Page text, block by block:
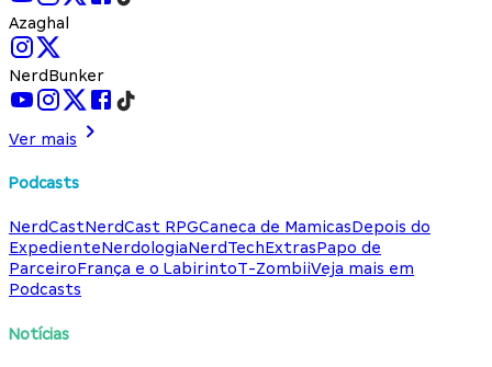
Azaghal
NerdBunker
Ver mais
Podcasts
NerdCastNerdCast RPGCaneca de MamicasDepois do
ExpedienteNerdologiaNerdTechExtrasPapo de
ParceiroFrança e o LabirintoT-ZombiiVeja mais em
Podcasts
Notícias